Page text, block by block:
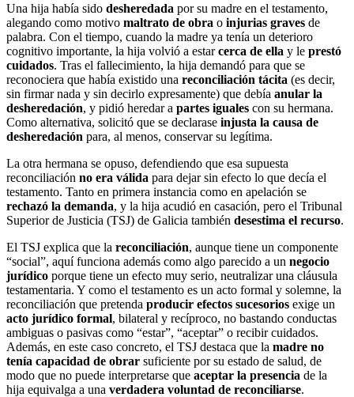
Una hija había sido desheredada por su madre en el testamento,
alegando como motivo maltrato de obra o injurias graves de
palabra. Con el tiempo, cuando la madre ya tenía un deterioro
cognitivo importante, la hija volvió a estarcerca de ella y le prestó
cuidados. Tras el fallecimiento, la hija demandó para que se
reconociera que había existido una reconciliación tácita (es decir,
sin firmar nada y sin decirlo expresamente) que debía anular la
desheredación, y pidió heredar a partes iguales con su hermana.
Como alternativa, solicitó que se declarase injusta la causa de
desheredación para, al menos, conservar su legítima.
La otra hermana se opuso, defendiendo que esa supuesta
reconciliación no era válida para dejar sin efecto lo que decía el
testamento. Tanto en primera instancia como en apelación se
rechazó la demanda, y la hija acudió en casación, pero el Tribunal
Superior de Justicia (TSJ) de Galicia también desestima el recurso.
El TSJ explica que la reconciliación, aunque tiene un componente
“social”, aquí funciona además como algo parecido a un negocio
jurídico porque tiene un efecto muy serio, neutralizar una cláusula
testamentaria. Y como el testamento es un acto formal y solemne, la
reconciliación que pretenda producir efectos sucesorios exige un
acto jurídico formal, bilateral y recíproco, no bastando conductas
ambiguas o pasivas como “estar”, “aceptar” o recibir cuidados.
Además, en este caso concreto, el TSJ destaca que la madre no
tenía capacidad de obrar suficiente por su estado de salud, de
modo que no puede interpretarse que aceptar la presencia de la
hija equivalga a una verdadera voluntad de reconciliarse.